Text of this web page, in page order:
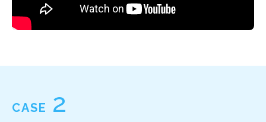
CASE 2